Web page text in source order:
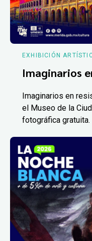
EXHIBICIÓN
Imaginarios
Imaginarios en
el Museo de la
fotográfica gratuita.